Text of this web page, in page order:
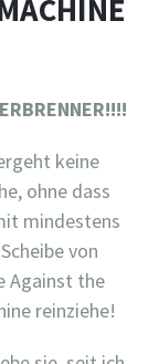
keine
ohne dass
mindestens
von
Against the
reinziehe!